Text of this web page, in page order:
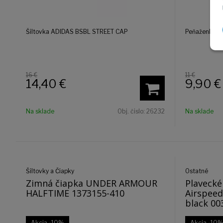
Šiltovka ADIDAS BSBL STREET CAP
16 €
14,40 €
Na sklade Obj. čislo: 26232
Peňaženka
11 €
9,90 €
Na sklade
Šiltovky a Čiapky
Zimná čiapka UNDER ARMOUR
HALFTIME 1373155-410
Ostatné